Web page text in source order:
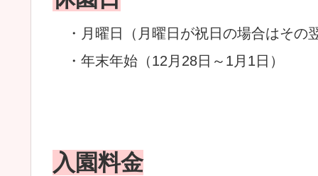
・月曜日（月曜日が祝日の場合はそ
・年末年始（12月28日～1月1日）
入園料金